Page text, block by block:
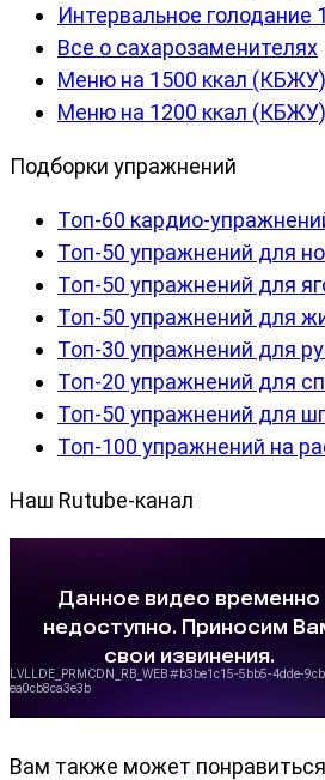
Интервальное голодание
Все о сахарозаменителях
Меню на 1500 ккал (КБЖУ)
Меню на 1200 ккал (КБЖУ)
Подборки упражнений
Топ-60 кардио-
Топ-50 упражнений для
Топ-50 упражнений для
Топ-50 упражнений для
Топ-30 упражнений для
Топ-20 упражнений для
Топ-50 упражнений для
Топ-100 упражнений на
Наш Rutube-канал
Вам также может понравиться